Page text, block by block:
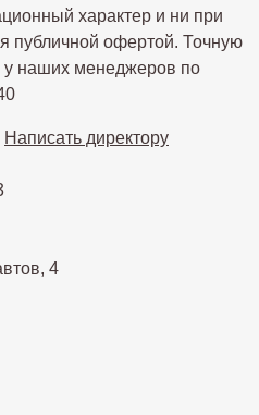
характер и ни при
публичной офертой. Точную
у наших менеджеров по
Написать директору
4